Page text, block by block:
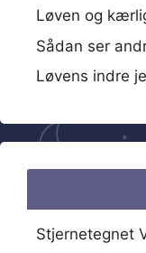
Løven og
Sådan ser
Løvens indre
Stjernetegnet